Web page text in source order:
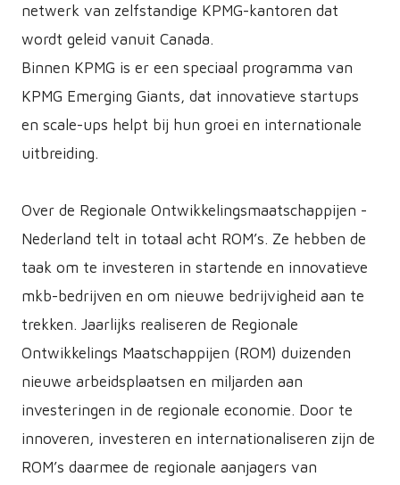
netwerk van zelfstandige KPMG-kantoren dat
wordt geleid vanuit Canada.
Binnen KPMG is er een speciaal programma van
KPMG Emerging Giants, dat innovatieve startups
en scale-ups helpt bij hun groei en internationale
uitbreiding.
Over de Regionale Ontwikkelingsmaatschappijen -
Nederland telt in totaal acht ROM’s. Ze hebben de
taak om te investeren in startende en innovatieve
mkb-bedrijven en om nieuwe bedrijvigheid aan te
trekken. Jaarlijks realiseren de Regionale
Ontwikkelings Maatschappijen (ROM) duizenden
nieuwe arbeidsplaatsen en miljarden aan
investeringen in de regionale economie. Door te
innoveren, investeren en internationaliseren zijn de
ROM’s daarmee de regionale aanjagers van